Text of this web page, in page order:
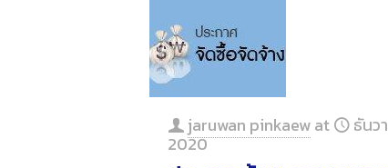
jaruwan pinkaewat ธันว
2020